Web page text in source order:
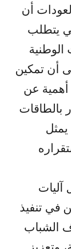
أن
يتطلب
أن تمكين
أهمية عن
بالطاقات
يمثل
آليات
في تنفيذ
الشباب